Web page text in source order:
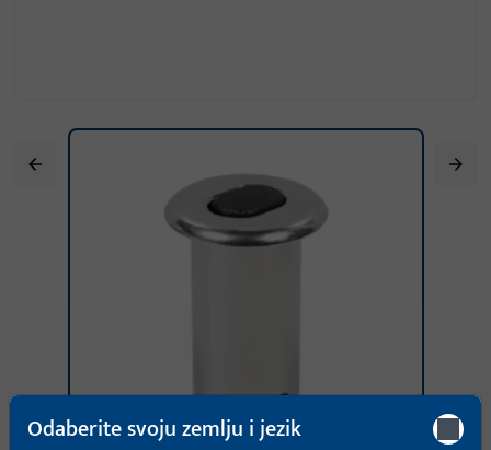
Odaberite svoju zemlju i jezik